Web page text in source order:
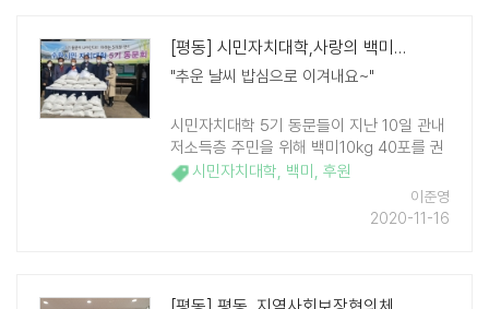
[평동] 시민자치대학,사랑의 백미 후원 전달
"추운 날씨 밥심으로 이겨내요~"
시민자치대학 5기 동문들이 지난 10일 관내
저소득층 주민을 위해 백미10kg 40포를 권
선구 평동행정복지센터에 전달했다. 이날 시
민자치대학 5기 동문 20명은 올해를 마무리
하기 전 따듯한 나눔을 전하고자 ..
시민자치대학, 백미 , 후원
이준영
2020-11-16